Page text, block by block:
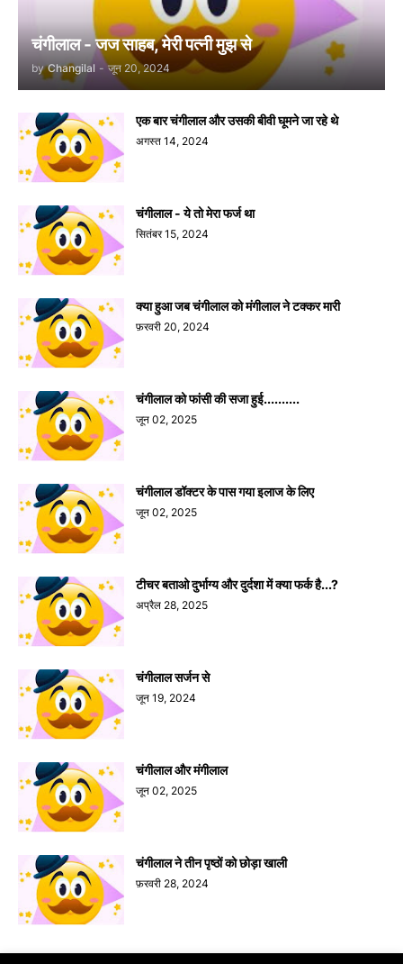
चंगीलाल - जज साहब, मेरी पत्नी मुझ से
by Changilal - जून 20, 2024
एक बार चंगीलाल और उसकी बीवी घूमने जा रहे थे
अगस्त 14, 2024
चंगीलाल - ये तो मेरा फर्ज था
सितंबर 15, 2024
क्या हुआ जब चंगीलाल को मंगीलाल ने टक्कर मारी
फ़रवरी 20, 2024
चंगीलाल को फांसी की सजा हुई..........
जून 02, 2025
चंगीलाल डॉक्टर के पास गया इलाज के लिए
जून 02, 2025
टीचर बताओ दुर्भाग्य और दुर्दशा में क्या फर्क है...?
अप्रैल 28, 2025
चंगीलाल सर्जन से
जून 19, 2024
चंगीलाल और मंगीलाल
जून 02, 2025
चंगीलाल ने तीन पृष्ठों को छोड़ा खाली
फ़रवरी 28, 2024